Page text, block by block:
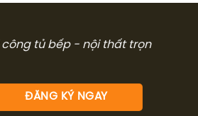
công tủ bếp - nội thất trọn